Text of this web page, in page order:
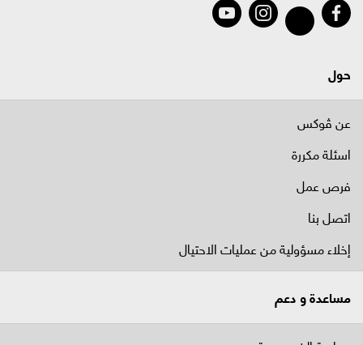
حول
عن ڤوكس
اسئلة مكررة
فرص عمل
اتصل بنا
إخلاء مسؤولية من عمليات الاحتيال
مساعدة و دعم